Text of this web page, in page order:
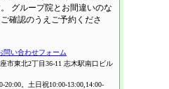
グループ院とお間違いのな
確認のうえご予約くださ
問い合わせフォーム
市東北2丁目36-11 志木駅南口ビル
20:00。土日祝10:00-13:00,14:00-